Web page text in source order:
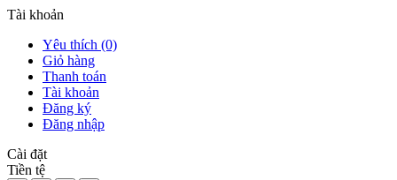
Tài khoản
Yêu thích (0)
Giỏ hàng
Thanh toán
Tài khoản
Đăng ký
Đăng nhập
Cài đặt
Tiền tệ